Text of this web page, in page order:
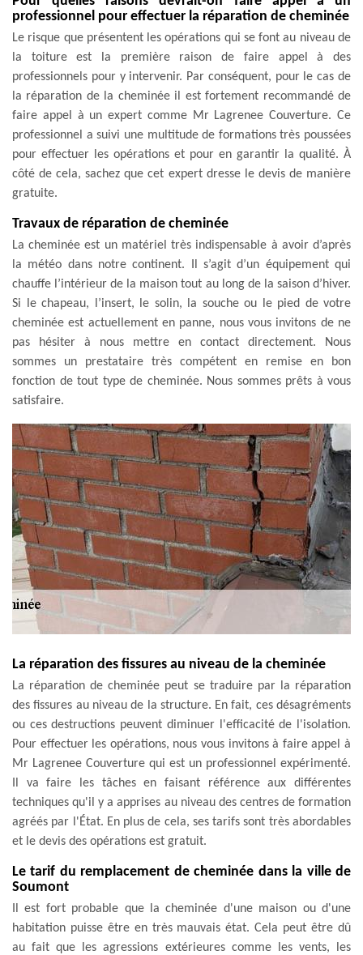
professionnel pour effectuer la réparation de cheminée
Le risque que présentent les opérations qui se font au niveau de
la toiture est la première raison de faire appel à des
professionnels pour y intervenir. Par conséquent, pour le cas de
la réparation de la cheminée il est fortement recommandé de
faire appel à un expert comme Mr Lagrenee Couverture. Ce
professionnel a suivi une multitude de formations très poussées
pour effectuer les opérations et pour en garantir la qualité. À
côté de cela, sachez que cet expert dresse le devis de manière
gratuite.
Travaux de réparation de cheminée
La cheminée est un matériel très indispensable à avoir d’après
la météo dans notre continent. Il s’agit d’un équipement qui
chauffe l’intérieur de la maison tout au long de la saison d’hiver.
Si le chapeau, l’insert, le solin, la souche ou le pied de votre
cheminée est actuellement en panne, nous vous invitons de ne
pas hésiter à nous mettre en contact directement. Nous
sommes un prestataire très compétent en remise en bon
fonction de tout type de cheminée. Nous sommes prêts à vous
satisfaire.
La réparation des fissures au niveau de la cheminée
La réparation de cheminée peut se traduire par la réparation
des fissures au niveau de la structure. En fait, ces désagréments
ou ces destructions peuvent diminuer l'efficacité de l'isolation.
Pour effectuer les opérations, nous vous invitons à faire appel à
Mr Lagrenee Couverture qui est un professionnel expérimenté.
Il va faire les tâches en faisant référence aux différentes
techniques qu'il y a apprises au niveau des centres de formation
agréés par l'État. En plus de cela, ses tarifs sont très abordables
et le devis des opérations est gratuit.
Le tarif du remplacement de cheminée dans la ville de
Soumont
Il est fort probable que la cheminée d'une maison ou d'une
habitation puisse être en très mauvais état. Cela peut être dû
au fait que les agressions extérieures comme les vents, les